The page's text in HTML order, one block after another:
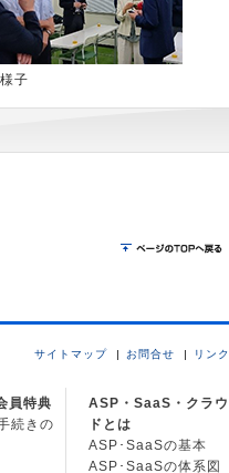
子
サイトマップ お問合せ リンク
員特典
続きの
ASP・SaaS・クラウ
ドとは
ASP･SaaSの基本
ASP･SaaSの体系図